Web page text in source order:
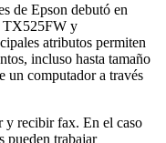
de Epson debutó en
TX525FW y
atributos permiten
incluso hasta tamaño
un computador a través
y recibir fax. En el caso
trabajar